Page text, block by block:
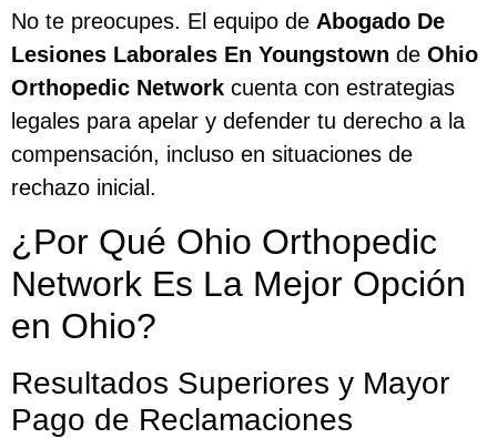
No te preocupes. El equipo de Abogado De
Lesiones Laborales En Youngstown de Ohio
Orthopedic Network cuenta con estrategias
legales para apelar y defender tu derecho a la
compensación, incluso en situaciones de
rechazo inicial.
¿Por Qué Ohio Orthopedic
Network Es La Mejor Opción
en Ohio?
Resultados Superiores y Mayor
Pago de Reclamaciones